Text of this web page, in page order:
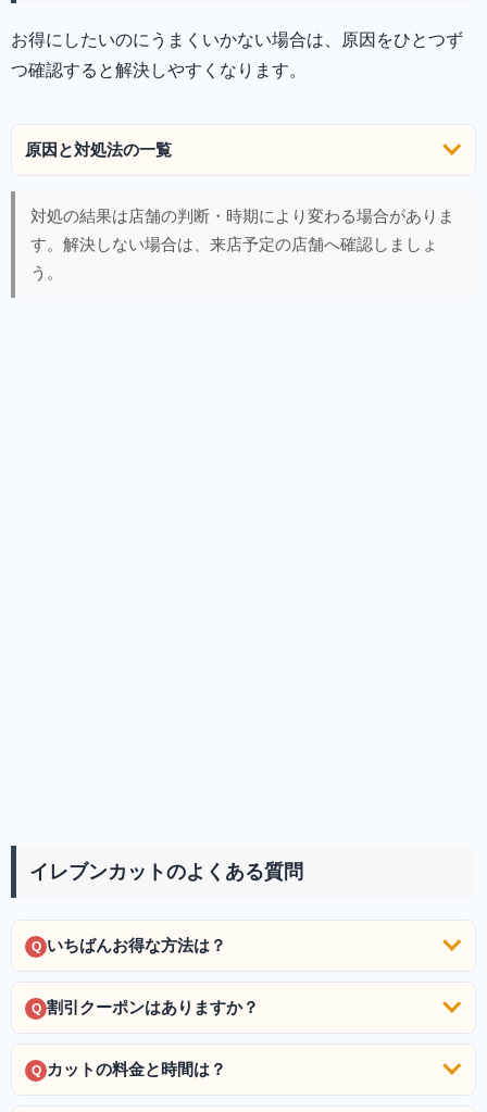
お得にしたいのにうまくいかない場合は、原因をひとつず
つ確認すると解決しやすくなります。
原因と対処法の一覧
対処の結果は店舗の判断・時期により変わる場合がありま
す。解決しない場合は、来店予定の店舗へ確認しましょ
う。
イレブンカットのよくある質問
Q いちばんお得な方法は？
Q 割引クーポンはありますか？
Q カットの料金と時間は？